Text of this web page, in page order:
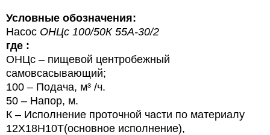
Условные обозначения:
Насос ОНЦс 100/50К 55А-30/2
где :
ОНЦс – пищевой центробежный
самовсасывающий;
100 – Подача, м³ /ч.
50 – Напор, м.
К – Исполнение проточной части по материалу
12Х18Н10Т(основное исполнение),